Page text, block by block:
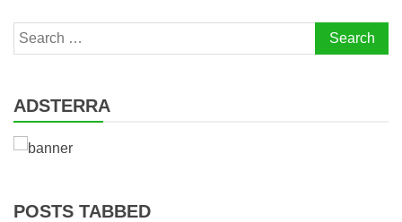
Search
for:
ADSTERRA
POSTS TABBED